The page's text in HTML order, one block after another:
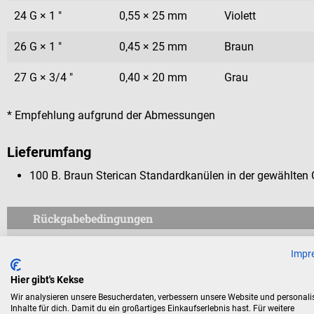
24 G × 1 " 0,55 × 25 mm Violett
26 G × 1 " 0,45 × 25 mm Braun
27 G × 3/4 " 0,40 × 20 mm Grau
* Empfehlung aufgrund der Abmessungen
Lieferumfang
100 B. Braun Sterican Standardkanülen in der gewählten
Rückgabebedingungen
Für Verbraucher besteht das Widerrufsrecht nicht bei
aus Gründen des Gesundheitsschutzes oder der Hygiene
Hier gibt's Kekse
Wir analysieren unsere Besucherdaten, verbessern unsere Website und
Inhalte für dich. Damit du ein großartiges Einkaufserlebnis hast. Für weitere